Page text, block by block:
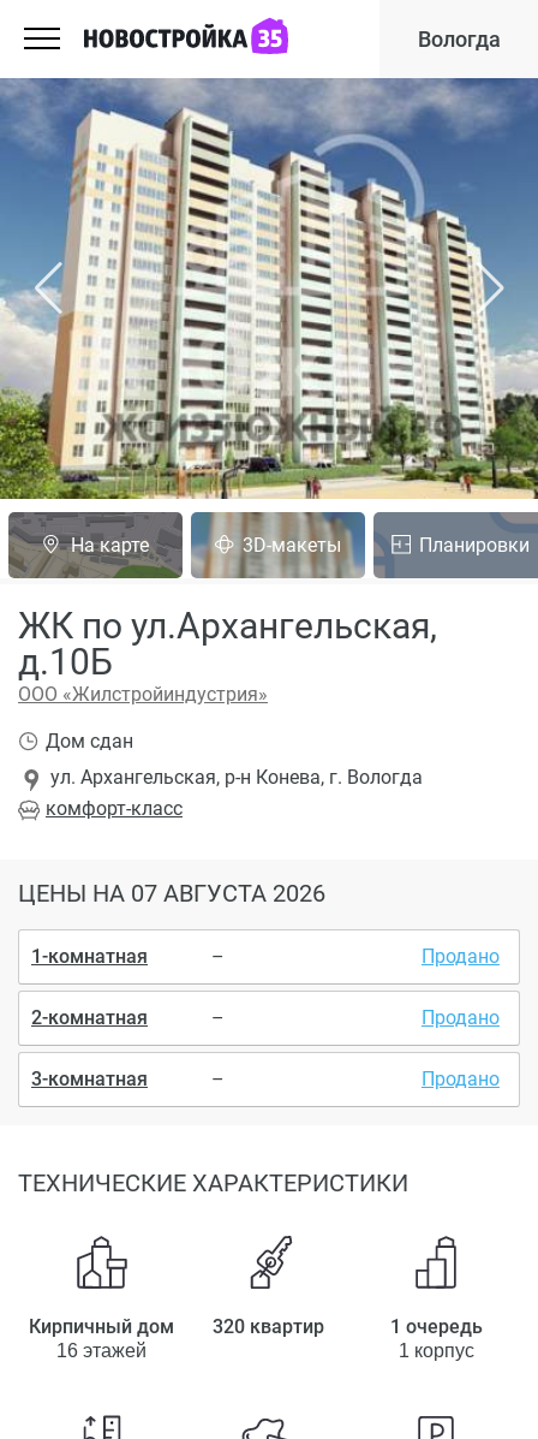
Вологда
На карте 3D-макеты Планировки
ЖК по ул.Архангельская,
д.10Б
ООО «Жилстройиндустрия»
комфорт-класс
ул. Архангельская, р-н Конева, г. Вологда
Дом сдан
ЦЕНЫ НА 07 АВГУСТА 2026
1-комнатная – Продано
2-комнатная – Продано
3-комнатная – Продано
ТЕХНИЧЕСКИЕ ХАРАКТЕРИСТИКИ
Кирпичный дом
16 этажей
320 квартир 1 очередь
1 корпус